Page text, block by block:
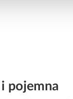
pojemna